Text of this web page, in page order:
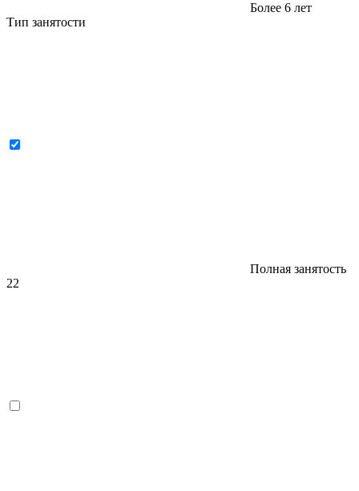
Более 6 лет
Тип занятости
Полная занятость
22